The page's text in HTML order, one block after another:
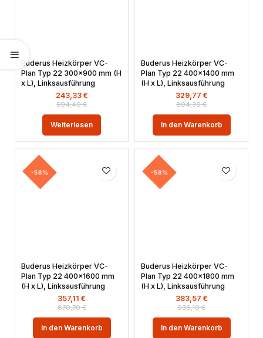
Buderus Heizkörper VC-
Plan Typ 22 300×900 mm (H
x L), Linksausführung
594,40€
243,33 €
Weiterlesen
Buderus Heizkörper VC-
Plan Typ 22 400×1400 mm
(H x L), Linksausführung
804,30€
329,77 €
In den Warenkorb
-58%
Buderus Heizkörper VC-
Plan Typ 22 400×1600 mm
(H x L), Linksausführung
870,70€
357,11 €
In den Warenkorb
-58%
Buderus Heizkörper VC-
Plan Typ 22 400×1800 mm
(H x L), Linksausführung
936,10€
383,57 €
In den Warenkorb